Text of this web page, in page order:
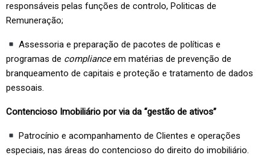
responsáveis pelas funções de controlo, Politicas de
Remuneração;
Assessoria e preparação de pacotes de políticas e
programas de complianceem matérias de prevenção de
branqueamento de capitais e proteção e tratamento de dados
pessoais.
Contencioso Imobiliário por via da “gestão de ativos”
Patrocínio e acompanhamento de Clientes e operações
especiais, nas áreas do contencioso do direito do imobiliário.